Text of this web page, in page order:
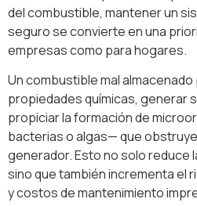
del combustible, mantener un
seguro se convierte en una
empresas como para hogares.
Un combustible mal
propiedades químicas, generar
propiciar la formación de
bacterias o algas— que
generador. Esto no solo reduce
sino que también incrementa el
y costos de mantenimiento